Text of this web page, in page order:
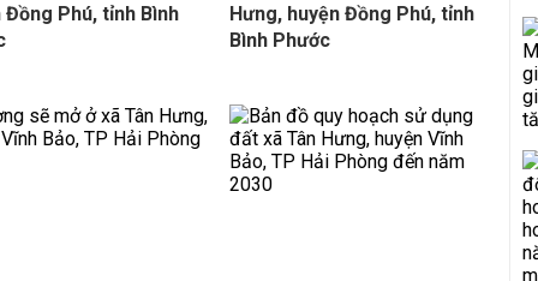
Đồng Phú, tỉnh Bình
Hưng, huyện Đồng Phú, tỉnh
Bình Phước